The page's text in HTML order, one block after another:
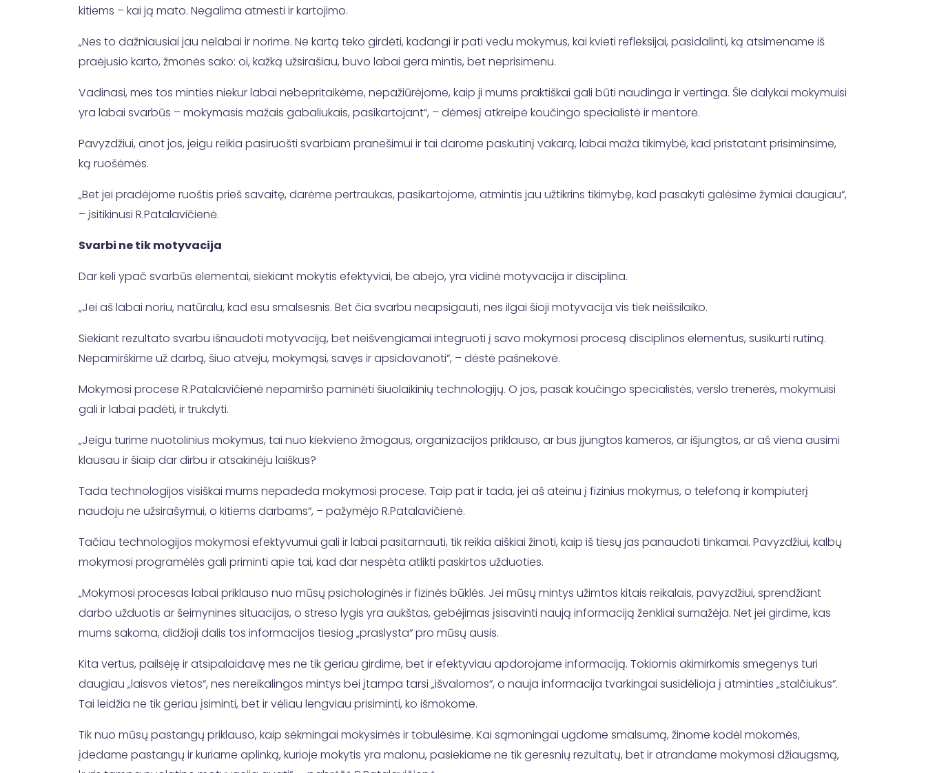
kitiems – kai ją mato. Negalima atmesti ir kartojimo.
„Nes to dažniausiai jau nelabai ir norime. Ne kartą teko girdėti, kadangi ir pati vedu mokymus, kai kvieti refleksijai, pasidalinti, ką atsimename iš
praėjusio karto, žmonės sako: oi, kažką užsirašiau, buvo labai gera mintis, bet neprisimenu.
Vadinasi, mes tos minties niekur labai nebepritaikėme, nepažiūrėjome, kaip ji mums praktiškai gali būti naudinga ir vertinga. Šie dalykai mokymuisi
yra labai svarbūs – mokymasis mažais gabaliukais, pasikartojant“, – dėmesį atkreipė koučingo specialistė ir mentorė.
Pavyzdžiui, anot jos, jeigu reikia pasiruošti svarbiam pranešimui ir tai darome paskutinį vakarą, labai maža tikimybė, kad pristatant prisiminsime,
ką ruošėmės.
„Bet jei pradėjome ruoštis prieš savaitę, darėme pertraukas, pasikartojome, atmintis jau užtikrins tikimybę, kad pasakyti galėsime žymiai daugiau“,
– įsitikinusi R.Patalavičienė.
Svarbi ne tik motyvacija
Dar keli ypač svarbūs elementai, siekiant mokytis efektyviai, be abejo, yra vidinė motyvacija ir disciplina.
„Jei aš labai noriu, natūralu, kad esu smalsesnis. Bet čia svarbu neapsigauti, nes ilgai šioji motyvacija vis tiek neišsilaiko.
Siekiant rezultato svarbu išnaudoti motyvaciją, bet neišvengiamai integruoti į savo mokymosi procesą disciplinos elementus, susikurti rutiną.
Nepamirškime už darbą, šiuo atveju, mokymąsi, savęs ir apsidovanoti“, – dėstė pašnekovė.
Mokymosi procese R.Patalavičienė nepamiršo paminėti šiuolaikinių technologijų. O jos, pasak koučingo specialistės, verslo trenerės, mokymuisi
gali ir labai padėti, ir trukdyti.
„Jeigu turime nuotolinius mokymus, tai nuo kiekvieno žmogaus, organizacijos priklauso, ar bus įjungtos kameros, ar išjungtos, ar aš viena ausimi
klausau ir šiaip dar dirbu ir atsakinėju laiškus?
Tada technologijos visiškai mums nepadeda mokymosi procese. Taip pat ir tada, jei aš ateinu į fizinius mokymus, o telefoną ir kompiuterį
naudoju ne užsirašymui, o kitiems darbams“, – pažymėjo R.Patalavičienė.
Tačiau technologijos mokymosi efektyvumui gali ir labai pasitarnauti, tik reikia aiškiai žinoti, kaip iš tiesų jas panaudoti tinkamai. Pavyzdžiui, kalbų
mokymosi programėlės gali priminti apie tai, kad dar nespėta atlikti paskirtos užduoties.
„Mokymosi procesas labai priklauso nuo mūsų psichologinės ir fizinės būklės. Jei mūsų mintys užimtos kitais reikalais, pavyzdžiui, sprendžiant
darbo užduotis ar šeimynines situacijas, o streso lygis yra aukštas, gebėjimas įsisavinti naują informaciją ženkliai sumažėja. Net jei girdime, kas
mums sakoma, didžioji dalis tos informacijos tiesiog „praslysta“ pro mūsų ausis.
Kita vertus, pailsėję ir atsipalaidavę mes ne tik geriau girdime, bet ir efektyviau apdorojame informaciją. Tokiomis akimirkomis smegenys turi
daugiau „laisvos vietos“, nes nereikalingos mintys bei įtampa tarsi „išvalomos“, o nauja informacija tvarkingai susidėlioja į atminties „stalčiukus“.
Tai leidžia ne tik geriau įsiminti, bet ir vėliau lengviau prisiminti, ko išmokome.
Tik nuo mūsų pastangų priklauso, kaip sėkmingai mokysimės ir tobulėsime. Kai sąmoningai ugdome smalsumą, žinome kodėl mokomės,
įdedame pastangų ir kuriame aplinką, kurioje mokytis yra malonu, pasiekiame ne tik geresnių rezultatų, bet ir atrandame mokymosi džiaugsmą,